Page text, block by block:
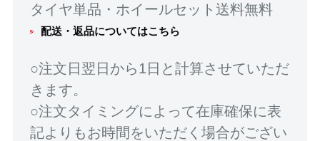
タイヤ単品・ホイールセット送料無料
配送・返品についてはこちら
○注文日翌日から1日と計算させていただ
きます。
○注文タイミングによって在庫確保に表
記よりもお時間をいただく場合がござい